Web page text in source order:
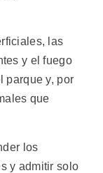
las
y el fuego
parque y, por
que
los
y admitir solo